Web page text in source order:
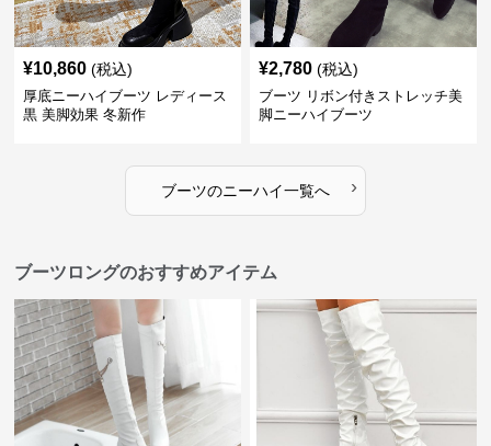
¥10,860 (税込)
厚底ニーハイブーツ レディース
黒 美脚効果 冬新作
¥2,780 (税込)
ブーツ リボン付きストレッチ美
脚ニーハイブーツ
ブーツのニーハイ一覧へ ›
ブーツロングのおすすめアイテム